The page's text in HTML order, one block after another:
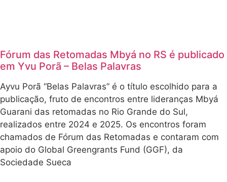
Fórum das Retomadas Mbyá no RS é publicado
em Yvu Porã – Belas Palavras
Ayvu Porã “Belas Palavras” é o título escolhido para a
publicação, fruto de encontros entre lideranças Mbyá
Guarani das retomadas no Rio Grande do Sul,
realizados entre 2024 e 2025. Os encontros foram
chamados de Fórum das Retomadas e contaram com
apoio do Global Greengrants Fund (GGF), da
Sociedade Sueca